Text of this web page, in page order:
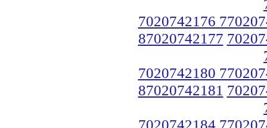
7020742176
87020742177
7020742180
87020742181
7020742184